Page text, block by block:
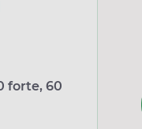
forte, 60